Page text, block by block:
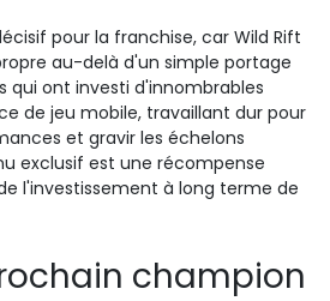
pour la franchise, car Wild Rift
au-delà d'un simple portage
qui ont investi d'innombrables
de jeu mobile, travaillant dur pour
et gravir les échelons
exclusif est une récompense
l'investissement à long terme de
champion